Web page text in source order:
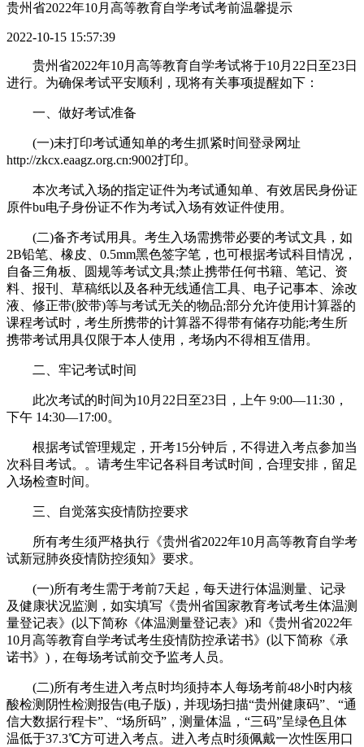
贵州省2022年10月高等教育自学考试考前温馨提示
2022-10-15 15:57:39
贵州省2022年10月高等教育自学考试将于10月22日至23日
进行。为确保考试平安顺利，现将有关事项提醒如下：
一、做好考试准备
(一)未打印考试通知单的考生抓紧时间登录网址
http://zkcx.eaagz.org.cn:9002打印。
本次考试入场的指定证件为考试通知单、有效居民身份证
原件bu电子身份证不作为考试入场有效证件使用。
(二)备齐考试用具。考生入场需携带必要的考试文具，如
2B铅笔、橡皮、0.5mm黑色签字笔，也可根据考试科目情况，
自备三角板、圆规等考试文具;禁止携带任何书籍、笔记、资
料、报刊、草稿纸以及各种无线通信工具、电子记事本、涂改
液、修正带(胶带)等与考试无关的物品;部分允许使用计算器的
课程考试时，考生所携带的计算器不得带有储存功能;考生所
携带考试用具仅限于本人使用，考场内不得相互借用。
二、牢记考试时间
此次考试的时间为10月22日至23日，上午 9:00—11:30，
下午 14:30—17:00。
根据考试管理规定，开考15分钟后，不得进入考点参加当
次科目考试。。请考生牢记各科目考试时间，合理安排，留足
入场检查时间。
三、自觉落实疫情防控要求
所有考生须严格执行《贵州省2022年10月高等教育自学考
试新冠肺炎疫情防控须知》要求。
(一)所有考生需于考前7天起，每天进行体温测量、记录
及健康状况监测，如实填写《贵州省国家教育考试考生体温测
量登记表》(以下简称《体温测量登记表》)和《贵州省2022年
10月高等教育自学考试考生疫情防控承诺书》(以下简称《承
诺书》)，在每场考试前交予监考人员。
(二)所有考生进入考点时均须持本人每场考前48小时内核
酸检测阴性检测报告(电子版)，并现场扫描“贵州健康码”、“通
信大数据行程卡”、“场所码”，测量体温，“三码”呈绿色且体
温低于37.3℃方可进入考点。进入考点时须佩戴一次性医用口